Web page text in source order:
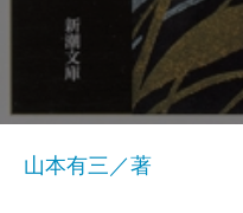
山本有三／著